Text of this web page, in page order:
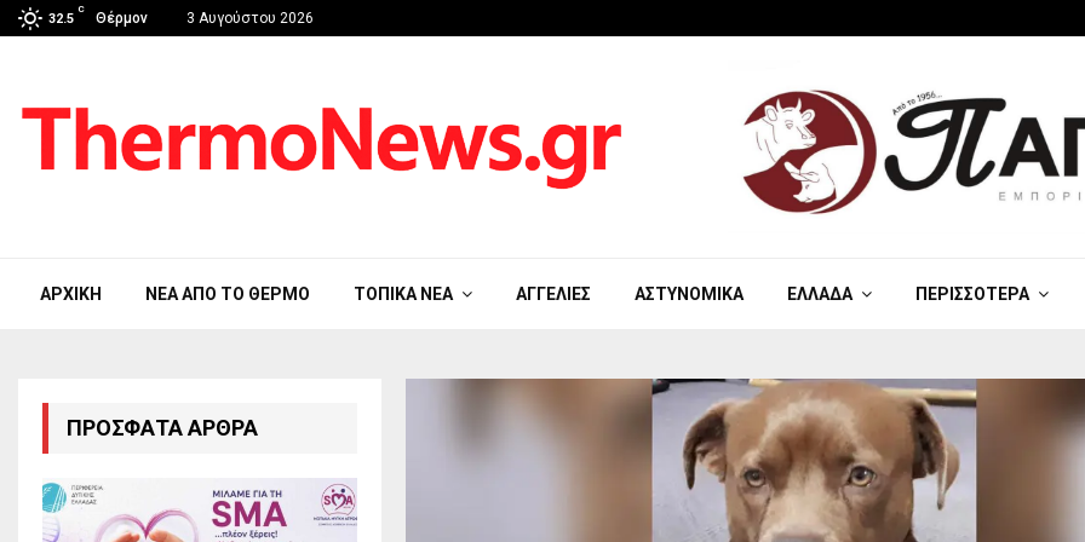
32.5
C
Θέρμον 3 Αυγούστου 2026
ΑΡΧΙΚΉ ΝΈΑ ΑΠΟ ΤΟ ΘΈΡΜΟ ΤΟΠΙΚΆ ΝΈΑ ΑΓΓΕΛΊΕΣ ΑΣΤΥΝΟΜΙΚΆ ΕΛΛΆΔΑ ΠΕΡΙΣΣΌΤΕΡΑ
ΠΡΌΣΦΑΤΑ ΆΡΘΡΑ